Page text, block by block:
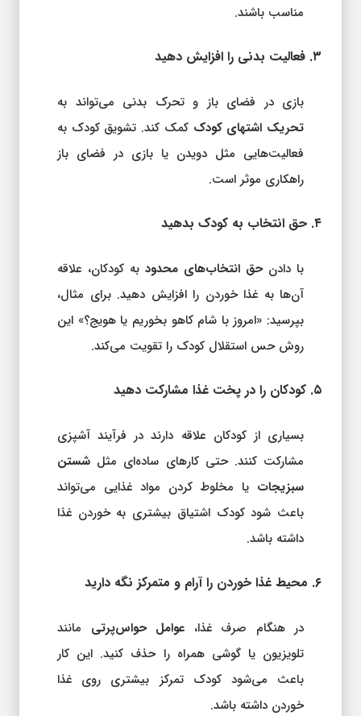
مناسب باشند.
۳. فعالیت بدنی را افزایش دهید
بازی در فضای باز و تحرک بدنی می‌تواند به
تحریک اشتهای کودک کمک کند. تشویق کودک به
فعالیت‌هایی مثل دویدن یا بازی در فضای باز
راهکاری موثر است.
۴. حق انتخاب به کودک بدهید
با دادنحق انتخاب‌های محدود به کودکان، علاقه
آن‌ها به غذا خوردن را افزایش دهید. برای مثال،
بپرسید: «امروز با شام کاهو بخوریم یا هویج؟» این
روش حس استقلال کودک را تقویت می‌کند.
۵. کودکان را در پخت غذا مشارکت دهید
بسیاری از کودکان علاقه دارند در فرآیند آشپزی
مشارکت کنند. حتی کارهای ساده‌ای مثل شستن
سبزیجات یا مخلوط کردن مواد غذایی می‌تواند
باعث شود کودک اشتیاق بیشتری به خوردن غذا
داشته باشد.
۶. محیط غذا خوردن را آرام و متمرکز نگه دارید
در هنگام صرف غذا، عوامل حواس‌پرتی مانند
تلویزیون یا گوشی همراه را حذف کنید. این کار
باعث می‌شود کودک تمرکز بیشتری روی غذا
خوردن داشته باشد.